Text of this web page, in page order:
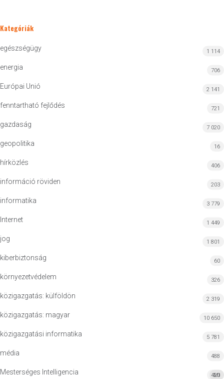
Kategóriák
egészségügy 1 114
energia 706
Európai Unió 2 141
fenntartható fejlődés 721
gazdaság 7 020
geopolitika 16
hírközlés 406
információ röviden 203
informatika 3 779
Internet 1 449
jog 1 801
kiberbiztonság 60
környezetvédelem 326
közigazgatás: külföldön 2 319
közigazgatás: magyar 10 650
közigazgatási informatika 5 781
média 488
Mesterséges Intelligencia MI
420